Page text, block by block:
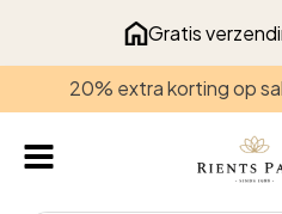
Gratis
20% extra korting op